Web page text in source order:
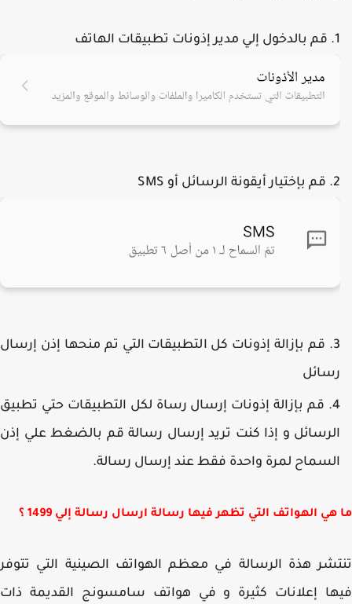
قم بالدخول إلي مدير إذونات تطبيقات الهاتف
قم بإختيار أيقونة الرسائل أو SMS
قم بإزالة إذونات كل التطبيقات التي تم منحها إذن إرسال
قم بإزالة إذونات إرسال رساة لكل التطبيقات حتي تطبيق
و إذا كنت تريد إرسال رسالة قم بالضغط علي إذن
لمرة واحدة فقط عند إرسال رسالة.
الهواتف التي تظهر فيها رسالة ارسال رسالة إلي 1499 ؟
هذة الرسالة في معظم الهواتف الصينية التي تتوفر
إعلانات كثيرة و في هواتف سامسونج القديمة ذات